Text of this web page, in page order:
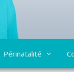
Périnatalité